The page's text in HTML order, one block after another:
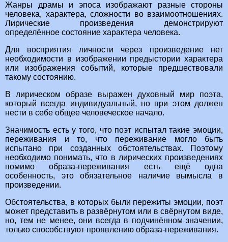
Жанры драмы и эпоса изображают разные стороны
человека, характера, сложности во взаимоотношениях.
Лирические произведения демонстрируют
определённое состояние характера человека.
Для восприятия личности через произведение нет
необходимости в изображении предыстории характера
или изображения событий, которые предшествовали
такому состоянию.
В лирическом образе выражен духовный мир поэта,
который всегда индивидуальный, но при этом должен
нести в себе общее человеческое начало.
Значимость есть у того, что поэт испытал такие эмоции,
переживания и то, что переживание могло быть
испытано при созданных обстоятельствах. Поэтому
необходимо понимать, что в лирических произведениях
помимо образа-переживания есть ещё одна
особенность, это обязательное наличие вымысла в
произведении.
Обстоятельства, в которых были пережиты эмоции, поэт
может представить в развёрнутом или в свёрнутом виде,
но, тем не менее, они всегда в подчинённом значении,
только способствуют проявлению образа-переживания.